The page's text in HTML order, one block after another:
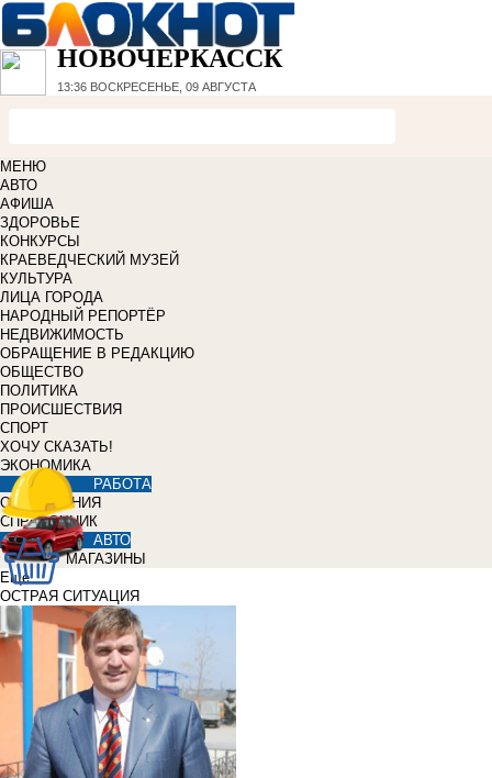
НОВОЧЕРКАССК
13:36 ВОСКРЕСЕНЬЕ, 09 АВГУСТА
МЕНЮ
АВТО
АФИША
ЗДОРОВЬЕ
КОНКУРСЫ
КРАЕВЕДЧЕСКИЙ МУЗЕЙ
КУЛЬТУРА
ЛИЦА ГОРОДА
НАРОДНЫЙ РЕПОРТЁР
НЕДВИЖИМОСТЬ
ОБРАЩЕНИЕ В РЕДАКЦИЮ
ОБЩЕСТВО
ПОЛИТИКА
ПРОИСШЕСТВИЯ
СПОРТ
ХОЧУ СКАЗАТЬ!
ЭКОНОМИКА
РАБОТА
ОБЪЯВЛЕНИЯ
СПРАВОЧНИК
АВТО
МАГАЗИНЫ
Еще
ОСТРАЯ СИТУАЦИЯ